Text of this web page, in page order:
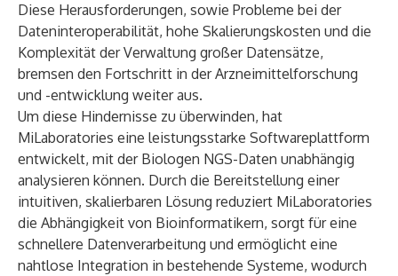
Diese Herausforderungen, sowie Probleme bei der
Dateninteroperabilität, hohe Skalierungskosten und die
Komplexität der Verwaltung großer Datensätze,
bremsen den Fortschritt in der Arzneimittelforschung
und -entwicklung weiter aus.
Um diese Hindernisse zu überwinden, hat
MiLaboratories eine leistungsstarke Softwareplattform
entwickelt, mit der Biologen NGS-Daten unabhängig
analysieren können. Durch die Bereitstellung einer
intuitiven, skalierbaren Lösung reduziert MiLaboratories
die Abhängigkeit von Bioinformatikern, sorgt für eine
schnellere Datenverarbeitung und ermöglicht eine
nahtlose Integration in bestehende Systeme, wodurch